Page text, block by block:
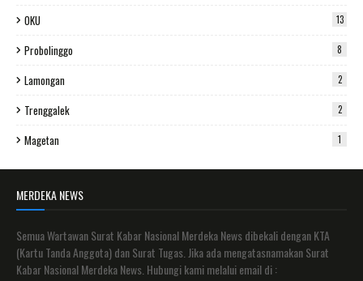
OKU 13
Probolinggo 8
Lamongan 2
Trenggalek 2
Magetan 1
MERDEKA NEWS
Semua Wartawan Surat Kabar Nasional Merdeka News dibekali dengan KTA
(Kartu Tanda Anggota) dan Surat Tugas. Jika ada mengatasnamakan Surat
Kabar Nasional Merdeka News. Hubungi kami melalui email di :